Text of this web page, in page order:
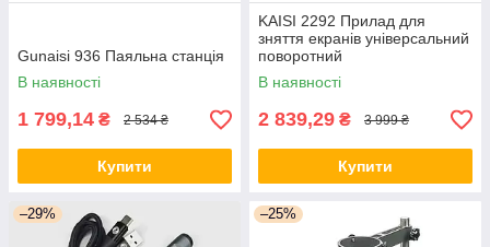
Gunaisi 936 Паяльна станція
В наявності
1 799,14 ₴ 2 534 ₴
Купити
KAISI 2292 Прилад для
зняття екранів універсальний
поворотний
В наявності
2 839,29 ₴ 3 999 ₴
Купити
–29% –25%